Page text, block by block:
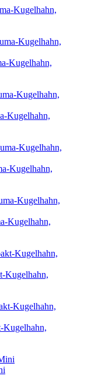
Kugelhahn,
Kugelhahn,
Kugelhahn,
Kugelhahn,
Kugelhahn,
Kugelhahn,